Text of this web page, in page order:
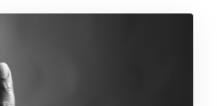
manier erin gaan en